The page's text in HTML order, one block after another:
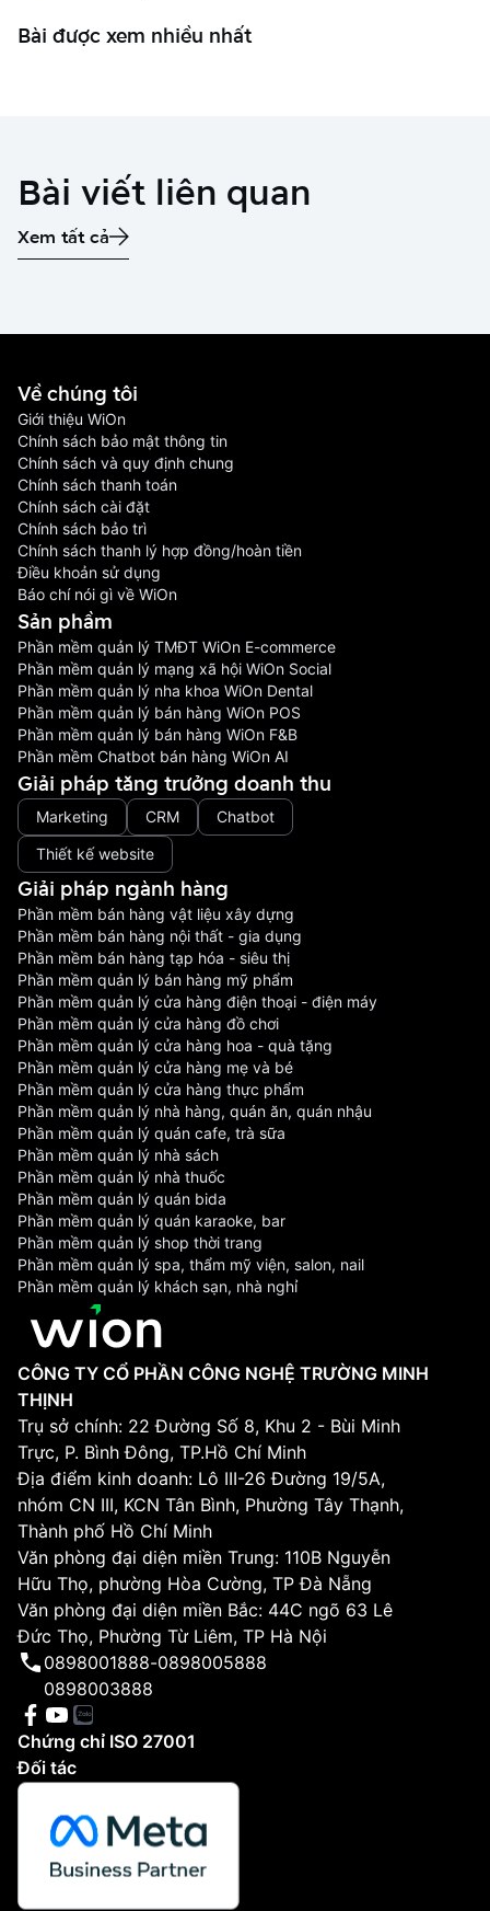
Bài được xem nhiều nhất
Bài viết liên quan
Xem tất cả
Về chúng tôi
Giới thiệu WiOn
Chính sách bảo mật thông tin
Chính sách và quy định chung
Chính sách thanh toán
Chính sách cài đặt
Chính sách bảo trì
Chính sách thanh lý hợp đồng/hoàn tiền
Điều khoản sử dụng
Báo chí nói gì về WiOn
Sản phầm
Phần mềm quản lý TMĐT WiOn E-commerce
Phần mềm quản lý mạng xã hội WiOn Social
Phần mềm quản lý nha khoa WiOn Dental
Phần mềm quản lý bán hàng WiOn POS
Phần mềm quản lý bán hàng WiOn F&B
Phần mềm Chatbot bán hàng WiOn AI
Giải pháp tăng trưởng doanh thu
Marketing CRM
Chatbot
Thiết kế website
Giải pháp ngành hàng
Phần mềm bán hàng vật liệu xây dựng
Phần mềm bán hàng nội thất - gia dụng
Phần mềm bán hàng tạp hóa - siêu thị
Phần mềm quản lý bán hàng mỹ phẩm
Phần mềm quản lý cửa hàng điện thoại - điện máy
Phần mềm quản lý cửa hàng đồ chơi
Phần mềm quản lý cửa hàng hoa - quà tặng
Phần mềm quản lý cửa hàng mẹ và bé
Phần mềm quản lý cửa hàng thực phẩm
Phần mềm quản lý nhà hàng, quán ăn, quán nhậu
Phần mềm quản lý quán cafe, trà sữa
Phần mềm quản lý nhà sách
Phần mềm quản lý nhà thuốc
Phần mềm quản lý quán bida
Phần mềm quản lý quán karaoke, bar
Phần mềm quản lý shop thời trang
Phần mềm quản lý spa, thẩm mỹ viện, salon, nail
Phần mềm quản lý khách sạn, nhà nghỉ
CÔNG TY CỔ PHẦN CÔNG NGHỆ TRƯỜNG MINH
THỊNH
Trụ sở chính: 22 Đường Số 8, Khu 2 - Bùi Minh
Trực, P. Bình Đông, TP.Hồ Chí Minh
Địa điểm kinh doanh: Lô III-26 Đường 19/5A,
nhóm CN III, KCN Tân Bình, Phường Tây Thạnh,
Thành phố Hồ Chí Minh
Văn phòng đại diện miền Trung: 110B Nguyễn
Hữu Thọ, phường Hòa Cường, TP Đà Nẵng
Văn phòng đại diện miền Bắc: 44C ngõ 63 Lê
Đức Thọ, Phường Từ Liêm, TP Hà Nội
0898001888-0898005888
0898003888
Chứng chỉ ISO 27001
Đối tác